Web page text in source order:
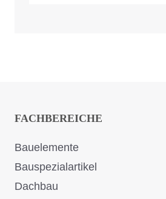
FACHBEREICHE
Bauelemente
Bauspezialartikel
Dachbau